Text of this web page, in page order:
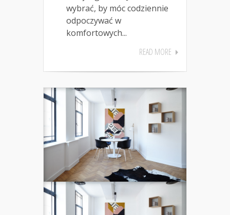
wybrać, by móc codziennie
odpoczywać w
komfortowych...
READ MORE